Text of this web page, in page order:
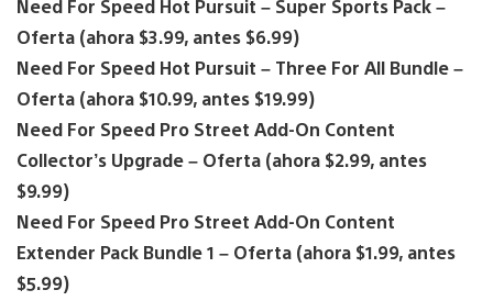
Need For Speed Hot Pursuit – Super Sports Pack –
Oferta (ahora $3.99, antes $6.99)
Need For Speed Hot Pursuit – Three For All Bundle –
Oferta (ahora $10.99, antes $19.99)
Need For Speed Pro Street Add-On Content
Collector’s Upgrade – Oferta (ahora $2.99, antes
$9.99)
Need For Speed Pro Street Add-On Content
Extender Pack Bundle 1 – Oferta (ahora $1.99, antes
$5.99)